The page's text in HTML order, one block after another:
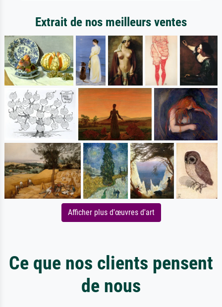
Extrait de nos meilleurs ventes
Afficher plus d'œuvres d'art
Ce que nos clients pensent
de nous